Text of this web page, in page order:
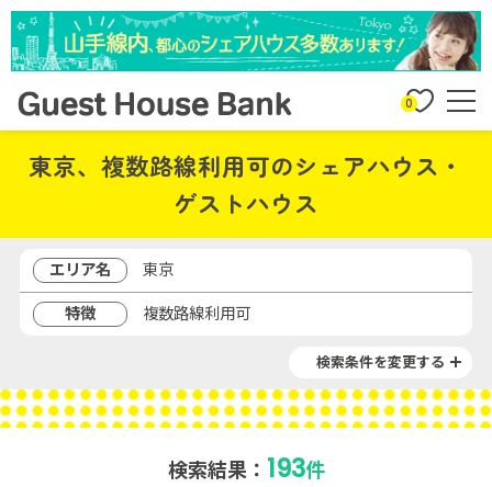
0
東京、複数路線利用可のシェアハウス・
ゲストハウス
エリア名
東京
特徴
複数路線利用可
検索条件を変更する
検索結果： 193件